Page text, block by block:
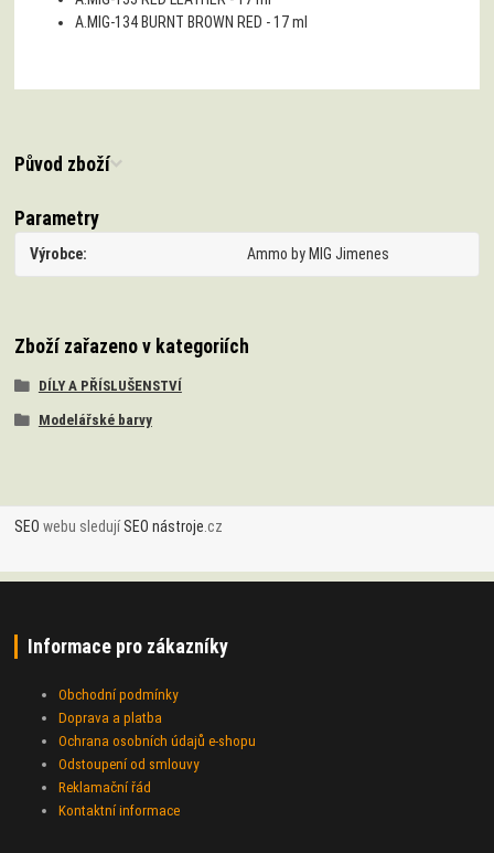
A.MIG-134 BURNT BROWN RED - 17 ml
Původ zboží
Parametry
Výrobce Ammo by MIG Jimenes
Zboží zařazeno v kategoriích
DÍLY A PŘÍSLUŠENSTVÍ
Modelářské barvy
SEO webu sledujíSEO nástroje.cz
Informace pro zákazníky
Obchodní podmínky
Doprava a platba
Ochrana osobních údajů e-shopu
Odstoupení od smlouvy
Reklamační řád
Kontaktní informace